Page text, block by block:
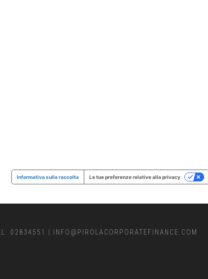
02834551 INFO@PIROLACORPORATEFINANCE.COM
Informativa sulla raccolta Le tue preferenze relative alla privacy